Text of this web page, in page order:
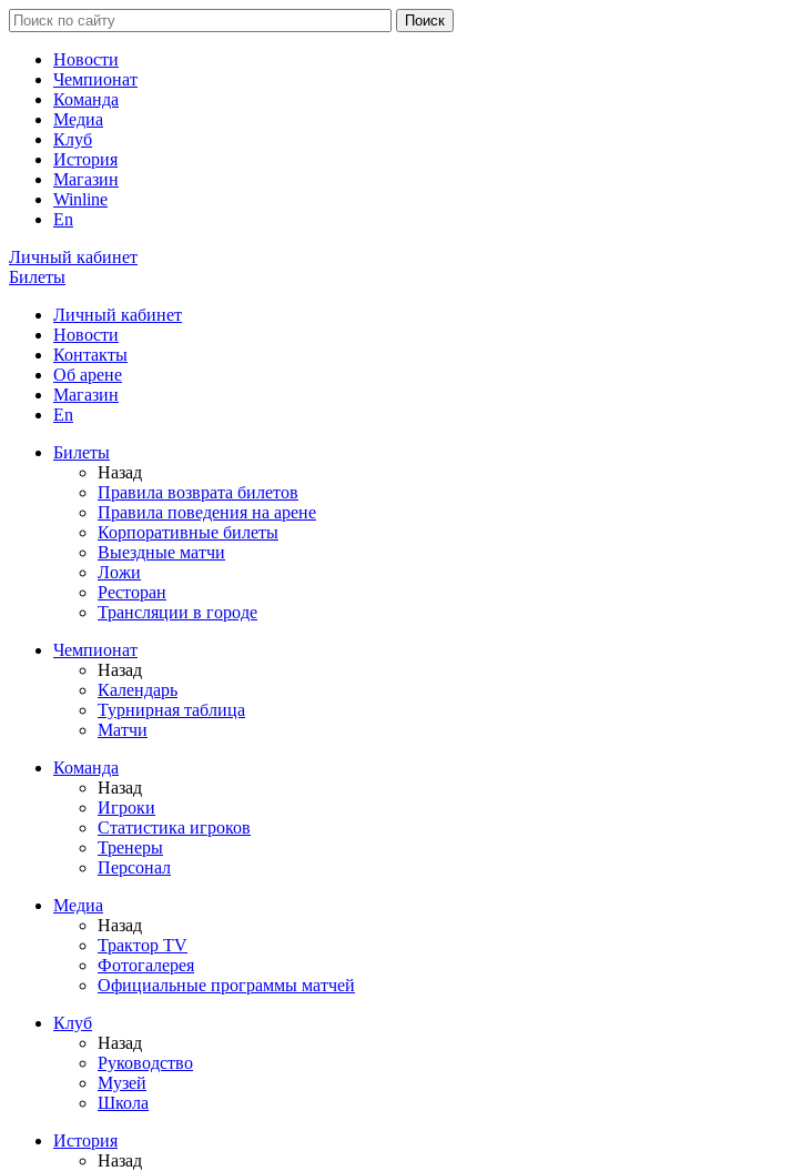
Новости
Чемпионат
Команда
Медиа
Клуб
История
Магазин
Winline
En
Личный кабинет
Билеты
Личный кабинет
Новости
Контакты
Об арене
Магазин
En
Билеты
Назад
Правила возврата билетов
Правила поведения на арене
Корпоративные билеты
Выездные матчи
Ложи
Ресторан
Трансляции в городе
Чемпионат
Назад
Календарь
Турнирная таблица
Матчи
Команда
Назад
Игроки
Статистика игроков
Тренеры
Персонал
Медиа
Назад
Трактор TV
Фотогалерея
Официальные программы матчей
Клуб
Назад
Руководство
Музей
Школа
История
Назад